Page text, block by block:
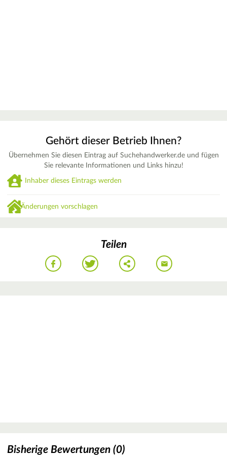
Gehört dieser Betrieb Ihnen?
Übernehmen Sie diesen Eintrag auf Suchehandwerker.de und fügen
Sie relevante Informationen und Links hinzu!
Inhaber dieses Eintrags werden
Änderungen vorschlagen
Teilen
Bisherige Bewertungen (0)